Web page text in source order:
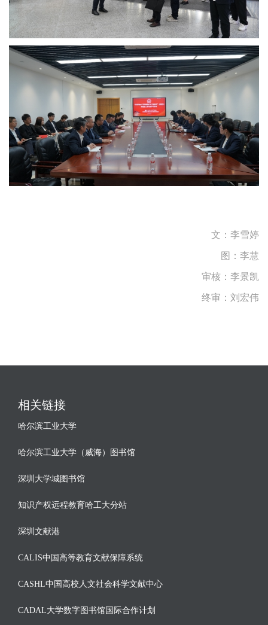
文：李雪婷
图：李慧
审核： 李景凯
终审：刘宏伟
相关链接
哈尔滨工业大学
哈尔滨工业大学（威海）图书馆
深圳大学城图书馆
知识产权远程教育哈工大分站
深圳文献港
CALIS中国高等教育文献保障系统
CASHL中国高校人文社会科学文献中心
CADAL大学数字图书馆国际合作计划